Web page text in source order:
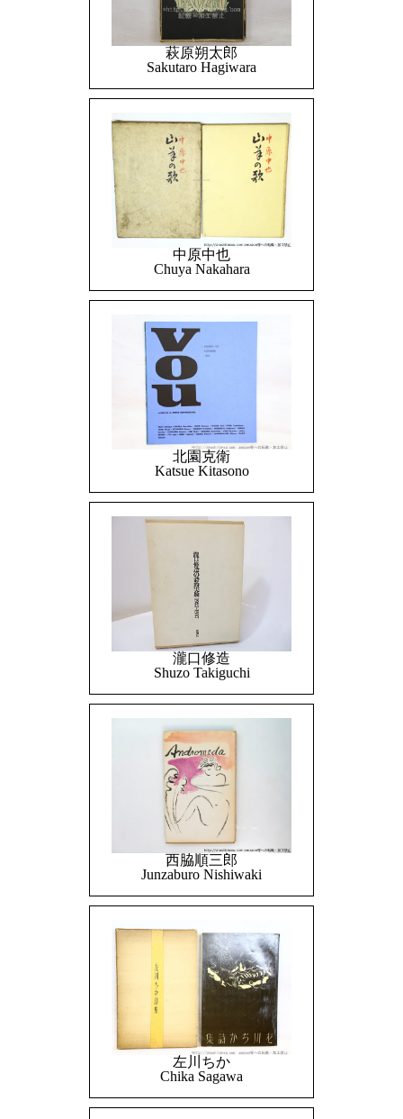
萩原朔太郎
Sakutaro Hagiwara
中原中也
Chuya Nakahara
北園克衛
Katsue Kitasono
瀧口修造
Shuzo Takiguchi
西脇順三郎
Junzaburo Nishiwaki
左川ちか
Chika Sagawa